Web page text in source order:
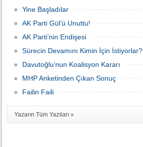
Yine Başladılar
AK Parti Gül’ü Unuttu!
AK Parti’nin Endişesi
Sürecin Devamını Kimin İçin İstiyorlar?
Davutoğlu’nun Koalisyon Kararı
MHP Anketinden Çıkan Sonuç
Failin Faili
Yazarın Tüm Yazıları »